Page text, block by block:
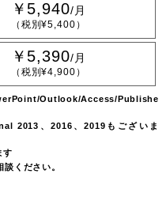
￥5,940/月
（税別¥5,400）
￥5,390/月
（税別¥4,900）
Outlook/Access/Publishe
2013、2016、2019もございま
す
ください。